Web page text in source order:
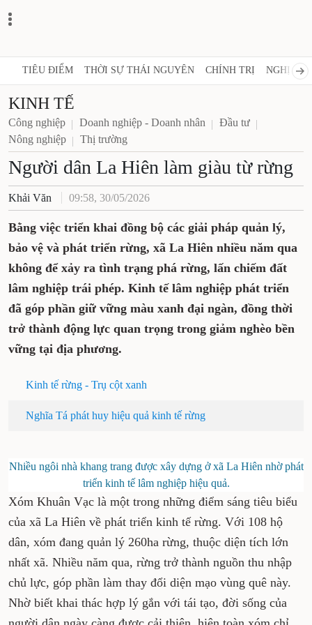
TIÊU ĐIỂM THỜI SỰ THÁI NGUYÊN CHÍNH TRỊ NGHỊ
KINH TẾ
Công nghiệp Doanh nghiệp - Doanh nhân
Đầu tư
Nông nghiệp
Thị trường
Người dân La Hiên làm giàu từ
rừng
Khải Văn 09:58, 30/05/2026
Bằng việc triển khai đồng bộ các giải pháp
quản lý, bảo vệ và phát triển rừng, xã La
Hiên nhiều năm qua không để xảy ra tình
trạng phá rừng, lấn chiếm đất lâm nghiệp
trái phép. Kinh tế lâm nghiệp phát triển đã
góp phần giữ vững màu xanh đại ngàn,
trong giảm nghèo bền vững tại địa phương.
Nghĩa Tá phát huy hiệu quả kinh tế rừng
Nhiều ngôi nhà khang trang được xây dựng ở xã La
Hiên nhờ phát triển kinh tế lâm nghiệp hiệu quả.
Xóm Khuân Vạc là một trong những điểm sáng
tiêu biểu của xã La Hiên về phát triển kinh tế
rừng. Với 108 hộ dân, xóm đang quản lý 260ha
rừng, thuộc diện tích lớn nhất xã. Nhiều năm